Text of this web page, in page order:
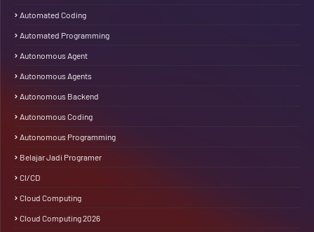
Automated Coding
Automated Programming
Autonomous Agent
Autonomous Agents
Autonomous Backend
Autonomous Coding
Autonomous Programming
Belajar Jadi Programer
CI/CD
Cloud Computing
Cloud Computing 2026